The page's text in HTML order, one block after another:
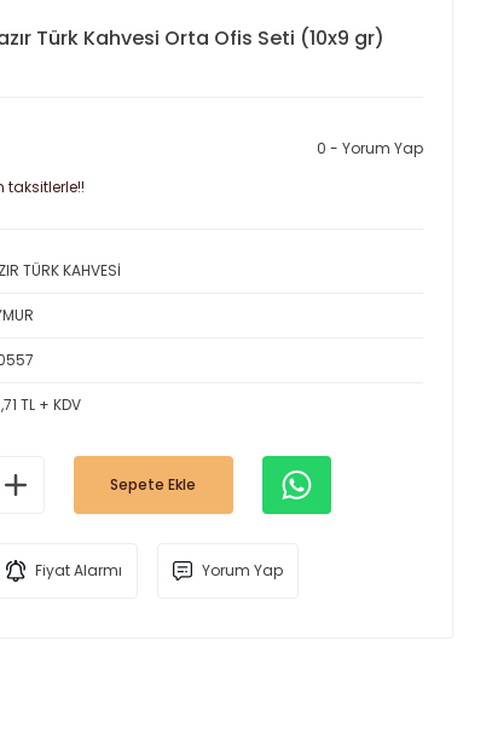
Türk Kahvesi Orta Ofis Seti (10x9 gr)
0 - Yorum Yap
taksitlerle!!
TÜRK KAHVESİ
TL + KDV
Sepete Ekle
Fiyat Alarmı Yorum Yap